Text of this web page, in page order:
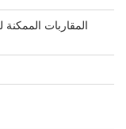
المقاربات